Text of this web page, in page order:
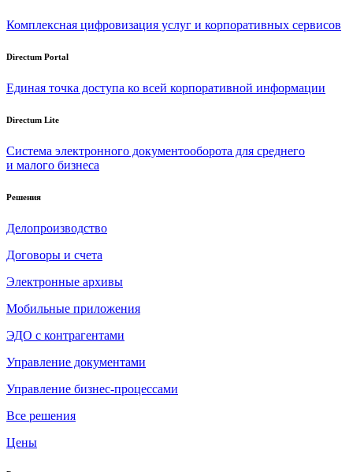
Комплексная цифровизация услуг и корпоративных сервисов
Directum Portal
Единая точка доступа ко всей корпоративной информации
Directum Lite
Система электронного документооборота для среднего
и малого бизнеса
Решения
Делопроизводство
Договоры и счета
Электронные архивы
Мобильные приложения
ЭДО с контрагентами
Управление документами
Управление бизнес-процессами
Все решения
Цены